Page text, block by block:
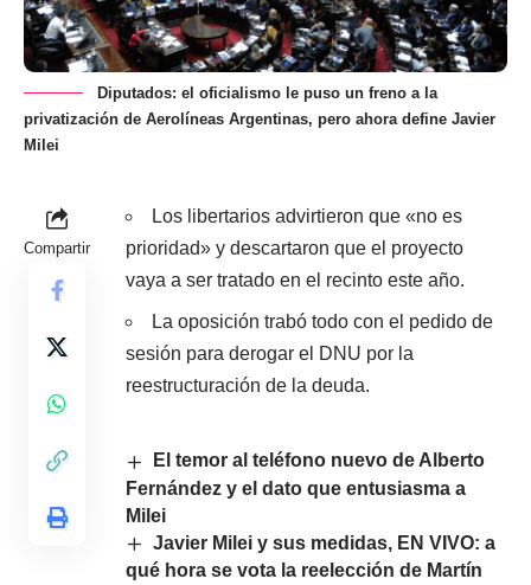
Diputados: el oficialismo le puso un freno a la
privatización de Aerolíneas Argentinas, pero ahora define Javier
Milei
Compartir
Los libertarios advirtieron que «no es
prioridad» y descartaron que el proyecto
vaya a ser tratado en el recinto este año.
La oposición trabó todo con el pedido de
sesión para derogar el DNU por la
reestructuración de la deuda.
El temor al teléfono nuevo de Alberto
Fernández y el dato que entusiasma a
Milei
Javier Milei y sus medidas, EN VIVO: a
qué hora se vota la reelección de Martín